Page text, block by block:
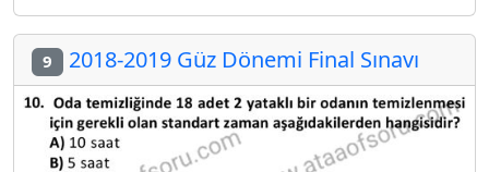
9 2018-2019 Güz Dönemi Final Sınavı